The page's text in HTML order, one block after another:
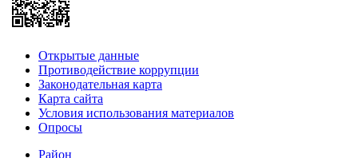
Открытые данные
Противодействие коррупции
Законодательная карта
Карта сайта
Условия использования материалов
Опросы
Район